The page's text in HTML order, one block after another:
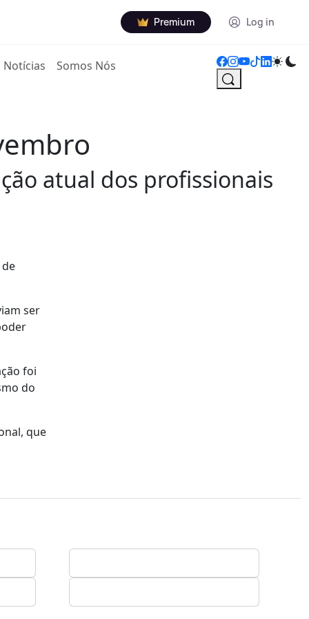
Premium Log in
Notícias Somos Nós
atual dos profissionais
ser
foi
do
que